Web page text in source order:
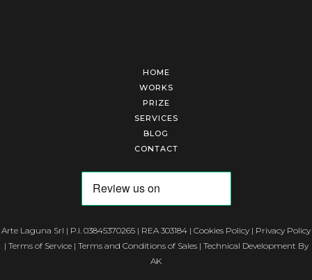
HOME
WORKS
PRIZE
SERVICES
BLOG
CONTACT
Arte Laguna Srl | P.I. 03845370265 | REA 303184 | Cookies Policy | Privacy Policy
| Terms of Service| Terms and Conditions of Sales| Technical Development By
AK